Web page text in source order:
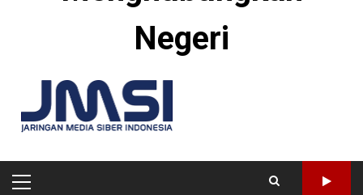
Negeri
PRIMARY